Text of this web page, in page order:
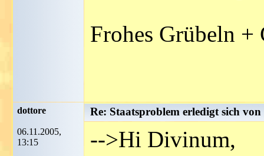
Frohes Grübeln +
dottore
06.11.2005,
13:15
Re: Staatsproblem erledigt sich von
-->Hi Divinum,